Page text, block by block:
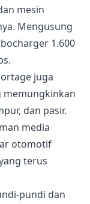
mesin
Mengusung
1.600
juga
memungkinkan
dan pasir.
media
otomotif
terus
pundi dan